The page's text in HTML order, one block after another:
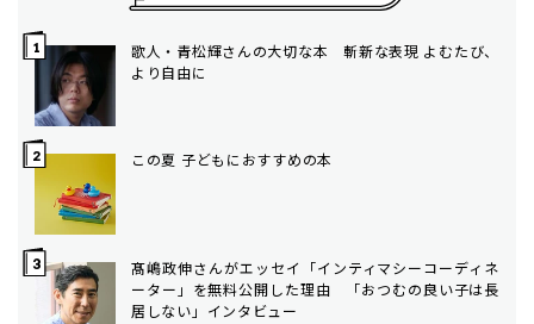
歌人・青松輝さんの大切な本 斬新な表現 よむたび、
より自由に
この夏 子どもにおすすめの本
髙嶋政伸さんがエッセイ「インティマシーコーディネ
ーター」を無料公開した理由 「おつむの良い子は長
居しない」インタビュー